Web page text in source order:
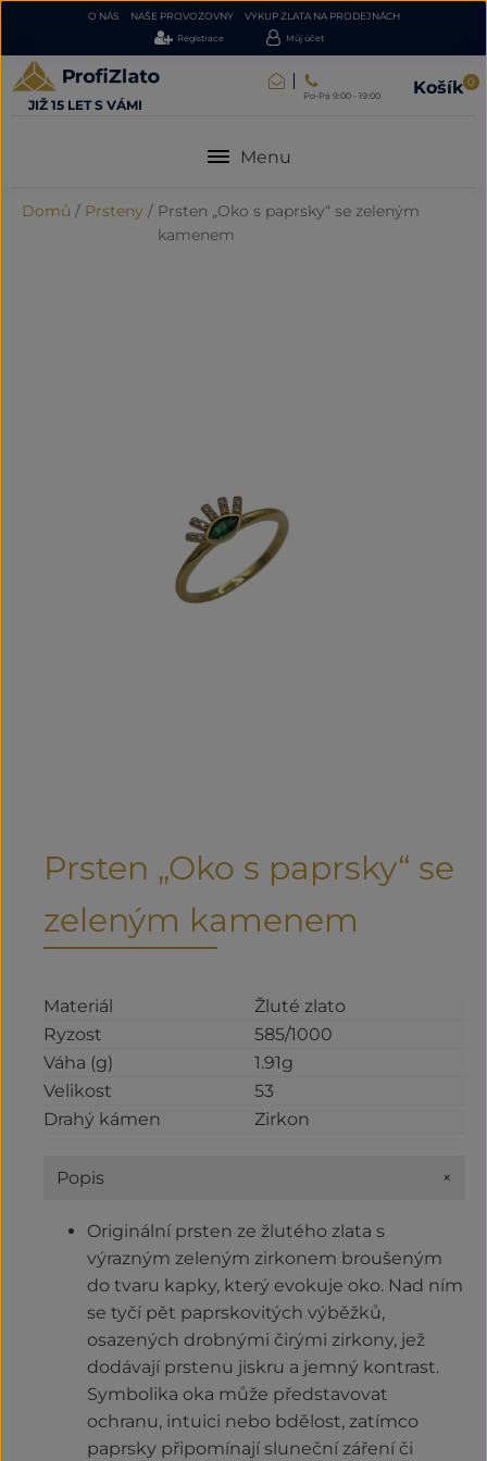
O NÁS NAŠE PROVOZOVNY VÝKUP ZLATA NA PRODEJNÁCH
Registrace Můj účet
JIŽ 15 LET S VÁMI
Po-Pá 9:00 - 19:00 Košík 0
Menu
Domů / Prsteny / Prsten „Oko s paprsky“ se zeleným
kamenem
Prsten „Oko s paprsky“ se
zeleným kamenem
Materiál
Žluté zlato
Ryzost
585/1000
Váha (g)
1.91g
Velikost
53
Drahý kámen
Zirkon
Popis +
Originální prsten ze žlutého zlata s
výrazným zeleným zirkonem broušeným
do tvaru kapky, který evokuje oko. Nad ním
se tyčí pět paprskovitých výběžků,
osazených drobnými čirými zirkony, jež
dodávají prstenu jiskru a jemný kontrast.
Symbolika oka může představovat
ochranu, intuici nebo bdělost, zatímco
paprsky připomínají sluneční záření či